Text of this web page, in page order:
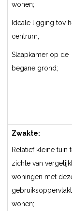
wonen;
Ideale ligging tov
centrum;
Slaapkamer op de
begane grond;
Zwakte:
Relatief kleine tuin
zichte van
woningen met
wonen;